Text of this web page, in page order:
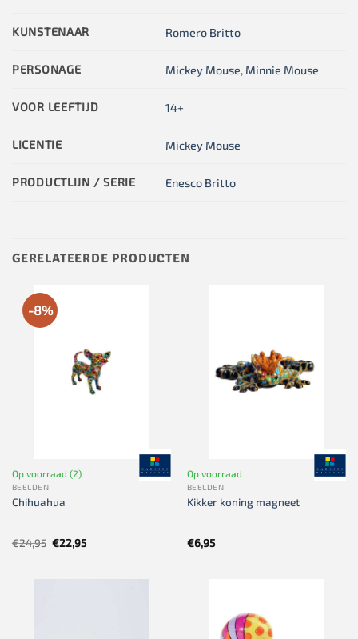
KUNSTENAAR Romero Britto
PERSONAGE Mickey Mouse, Minnie Mouse
VOOR LEEFTIJD 14+
LICENTIE Mickey Mouse
PRODUCTLIJN / SERIE Enesco Britto
GERELATEERDE PRODUCTEN
-8%
Op voorraad (2)
BEELDEN
Chihuahua
€24,95 Oorspronkelijke
prijs
€22,95Huidige
Op voorraad
BEELDEN
Kikker koning magneet
€6,95